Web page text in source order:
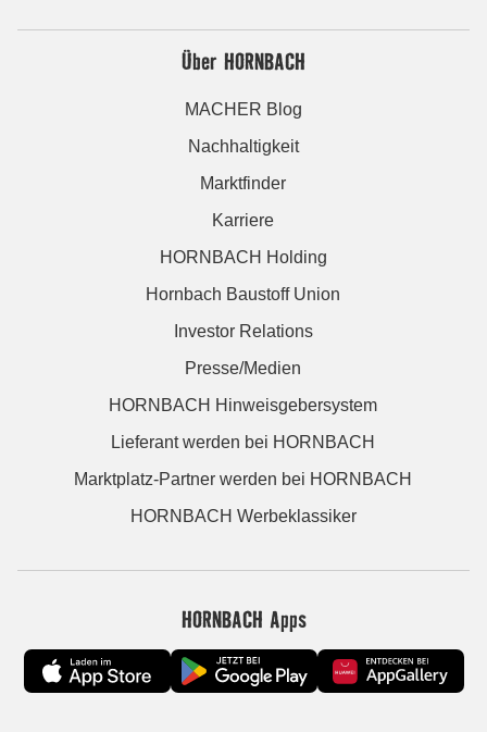
Über HORNBACH
MACHER Blog
Nachhaltigkeit
Marktfinder
Karriere
HORNBACH Holding
Hornbach Baustoff Union
Investor Relations
Presse/Medien
HORNBACH Hinweisgebersystem
Lieferant werden bei HORNBACH
Marktplatz-Partner werden bei HORNBACH
HORNBACH Werbeklassiker
HORNBACH Apps